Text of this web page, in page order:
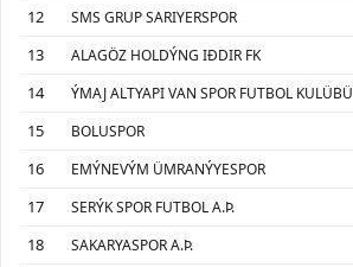
12
SMS GRUP SARIYERSPOR
13
ALAGÖZ HOLDÝNG IÐDIR FK
14
ÝMAJ ALTYAPI VAN SPOR FUTBOL KULÜBÜ
15
BOLUSPOR
16
EMÝNEVÝM ÜMRANÝYESPOR
17
SERÝK SPOR FUTBOL A.Þ.
18
SAKARYASPOR A.Þ.